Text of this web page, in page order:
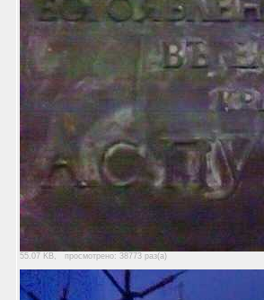
55.07 KB, просмотрено: 38773 раз(а)